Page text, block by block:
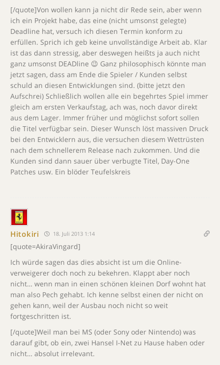
[/quote]Von wollen kann ja nicht dir Rede sein, aber wenn
ich ein Projekt habe, das eine (nicht umsonst gelegte)
Deadline hat, versuch ich diesen Termin konform zu
erfüllen. Sprich ich geb keine unvollständige Arbeit ab. Klar
ist das dann stressig, aber deswegen heißts ja auch nicht
ganz umsonst DEADline 😉 Ganz philosophisch könnte man
jetzt sagen, dass am Ende die Spieler / Kunden selbst
schuld an diesen Entwicklungen sind. (bitte jetzt den
Aufschrei) Schließlich wollen alle ein begehrtes Spiel immer
gleich am ersten Verkaufstag, ach was, noch davor direkt
aus dem Lager. Immer früher und möglichst sofort sollen
die Titel verfügbar sein. Dieser Wunsch löst massiven Druck
bei den Entwicklern aus, die versuchen diesem Wettrüsten
nach dem schnellerem Release nach zukommen. Und die
Kunden sind dann sauer über verbugte Titel, Day-One
Patches usw. Ein blöder Teufelskreis
Hitokiri 18. Juli 2013 1:14
[quote=AkiraVingard]
Ich würde sagen das dies absicht ist um die Online-
verweigerer doch noch zu bekehren. Klappt aber noch
nicht… wenn man in einen schönen kleinen Dorf wohnt hat
man also Pech gehabt. Ich kenne selbst einen der nicht on
gehen kann, weil der Ausbau noch nicht so weit
fortgeschritten ist.
[/quote]Weil man bei MS (oder Sony oder Nintendo) was
darauf gibt, ob ein, zwei Hansel I-Net zu Hause haben oder
nicht… absolut irrelevant.